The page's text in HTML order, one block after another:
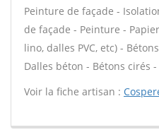
Peinture de façade -
de façade - Peinture -
lino, dalles PVC, etc) -
Dalles béton - Bétons cirés -
Voir la fiche artisan :